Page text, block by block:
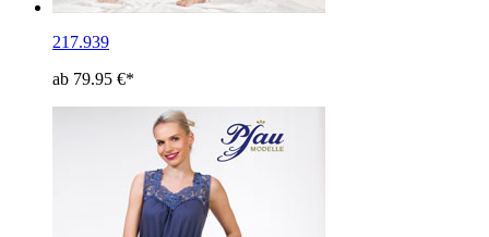
217.939
ab 79.95 €*